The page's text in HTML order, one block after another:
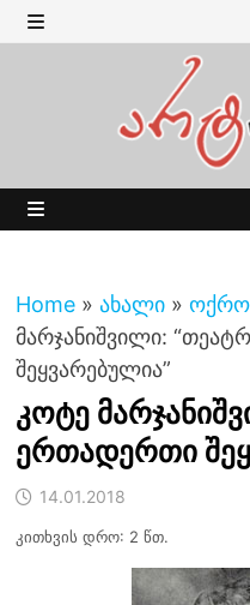
Skip
to MENU
Home » ახალი »
მარჯანიშვილი:
შეყვარებულია”
კოტე
ერთადერთი
14.01.2018
კითხვის დრო: 2 წთ.